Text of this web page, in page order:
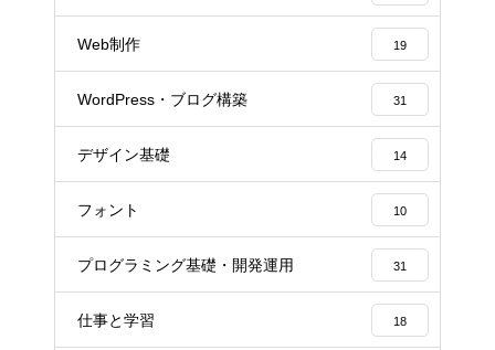
Web制作 19
WordPress・ブログ構築 31
デザイン基礎 14
フォント 10
プログラミング基礎・開発運用 31
仕事と学習 18